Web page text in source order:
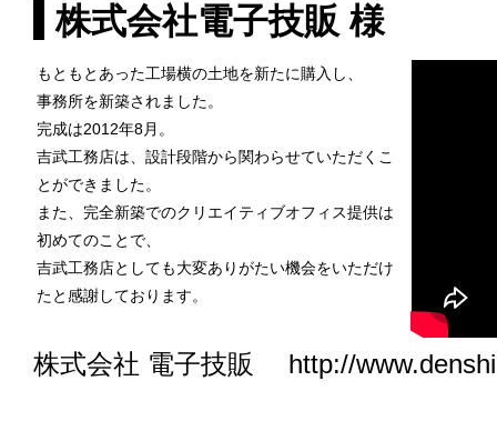
株式会社電子技販 様
もともとあった工場横の土地を新たに購入し、
事務所を新築されました。
完成は2012年8月。
吉武工務店は、設計段階から関わらせていただくこ
とができました。
また、完全新築でのクリエイティブオフィス提供は
初めてのことで、
吉武工務店としても大変ありがたい機会をいただけ
たと感謝しております。
株式会社 電子技販 http://